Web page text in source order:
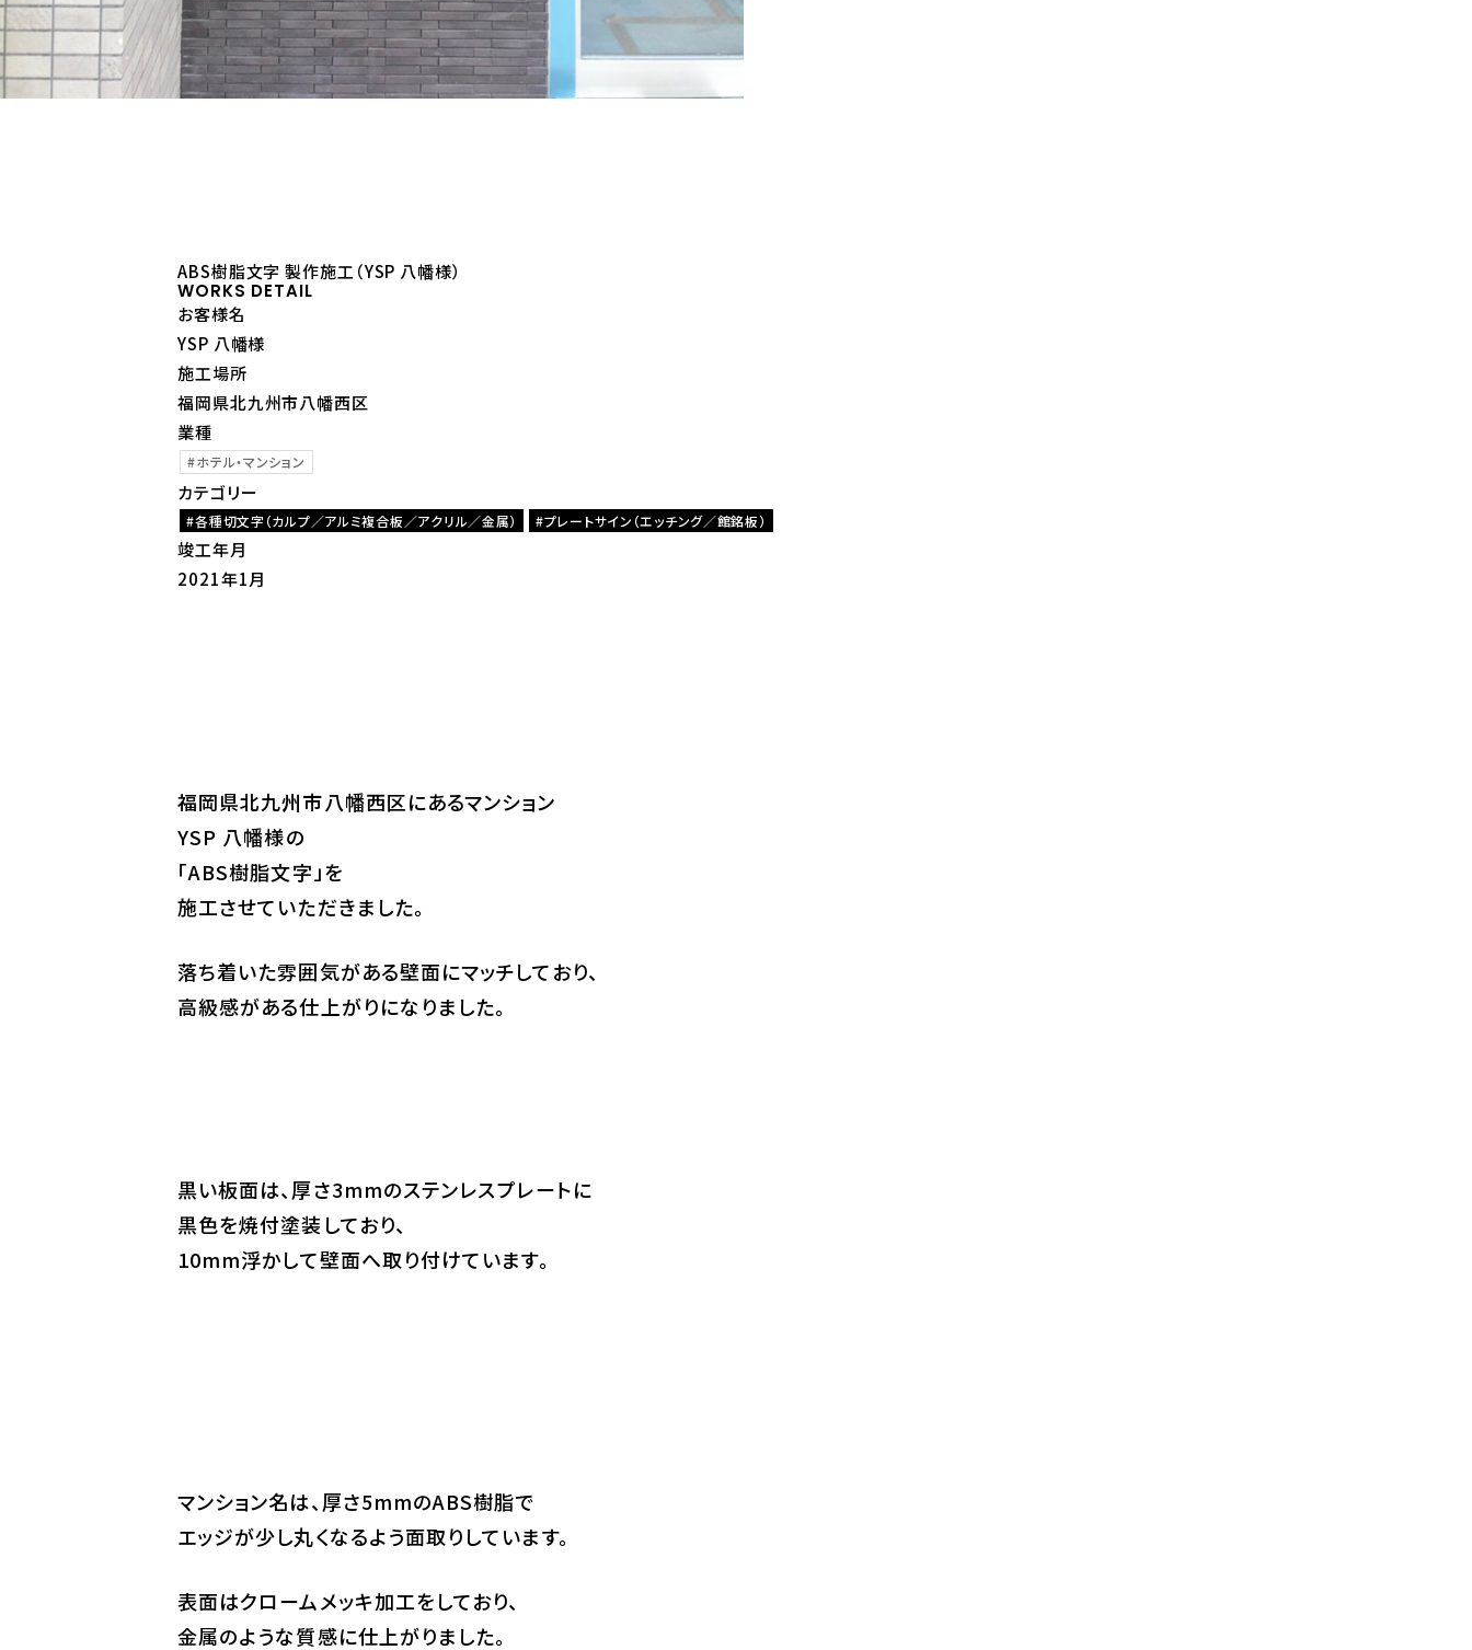
ABS樹脂文字 製作施工（YSP 八幡様）
WORKS DETAIL
お客様名
YSP 八幡様
施工場所
福岡県北九州市八幡西区
業種
ホテル・マンション
カテゴリー
各種切文字（カルプ／アルミ複合板／アクリル／金属） プレートサイン（エッチング／館銘板）
竣工年月
2021年1月
福岡県北九州市八幡西区にあるマンション
YSP 八幡様の
「ABS樹脂文字」を
施工させていただきました。
落ち着いた雰囲気がある壁面にマッチしており、
高級感がある仕上がりになりました。
黒い板面は、厚さ3mmのステンレスプレートに
黒色を焼付塗装しており、
10mm浮かして壁面へ取り付けています。
マンション名は、厚さ5mmのABS樹脂で
エッジが少し丸くなるよう面取りしています。
表面はクロームメッキ加工をしており、
金属のような質感に仕上がりました。